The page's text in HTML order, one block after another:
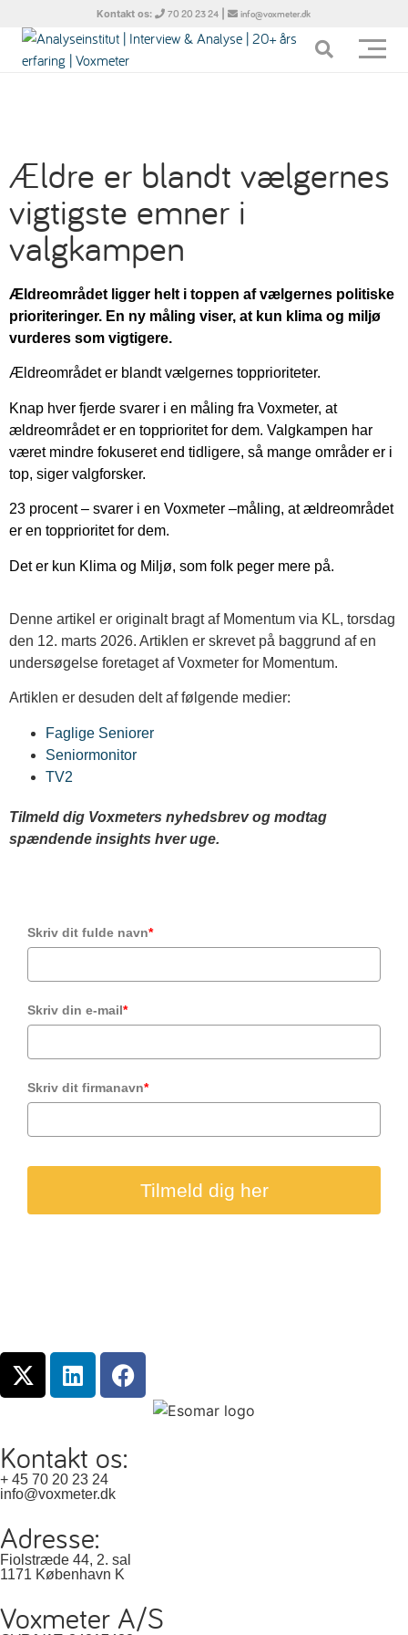
Kontakt os: 70 20 23 24 | info@voxmeter.dk
Ældre er blandt vælgernes
vigtigste emner i
valgkampen
Ældreområdet ligger helt i toppen af vælgernes politiske
prioriteringer. En ny måling viser, at kun klima og miljø
vurderes som vigtigere.
Ældreområdet er blandt vælgernes topprioriteter.
Knap hver fjerde svarer i en måling fra Voxmeter, at
ældreområdet er en topprioritet for dem. Valgkampen har
været mindre fokuseret end tidligere, så mange områder er i
top, siger valgforsker.
23 procent – svarer i en Voxmeter –måling, at ældreområdet
er en topprioritet for dem.
Det er kun Klima og Miljø, som folk peger mere på.
Denne artikel er originalt bragt af Momentum via KL, torsdag
den 12. marts 2026. Artiklen er skrevet på baggrund af en
undersøgelse foretaget af Voxmeter for Momentum.
Artiklen er desuden delt af følgende medier:
Faglige Seniorer
Seniormonitor
TV2
Tilmeld dig Voxmeters nyhedsbrev og modtag
spændende insights hver uge.
Skriv dit fulde navn*
Skriv din e-mail*
Skriv dit firmanavn*
Tilmeld dig her
Kontakt os:
+ 45 70 20 23 24
info@voxmeter.dk
Adresse:
Fiolstræde 44, 2. sal
1171 København K
Voxmeter A/S